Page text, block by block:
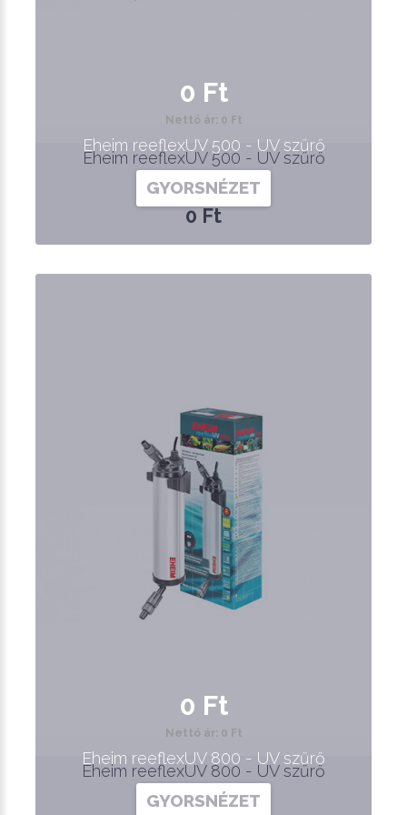
Eheim reeflexUV 500 - UV szűrő
0 Ft
0 Ft
Nettó ár: 0 Ft
Eheim reeflexUV 500 - UV szűrő
GYORSNÉZET
Eheim reeflexUV 800 - UV szűrő
0 Ft
Nettó ár: 0 Ft
Eheim reeflexUV 800 - UV szűrő
GYORSNÉZET